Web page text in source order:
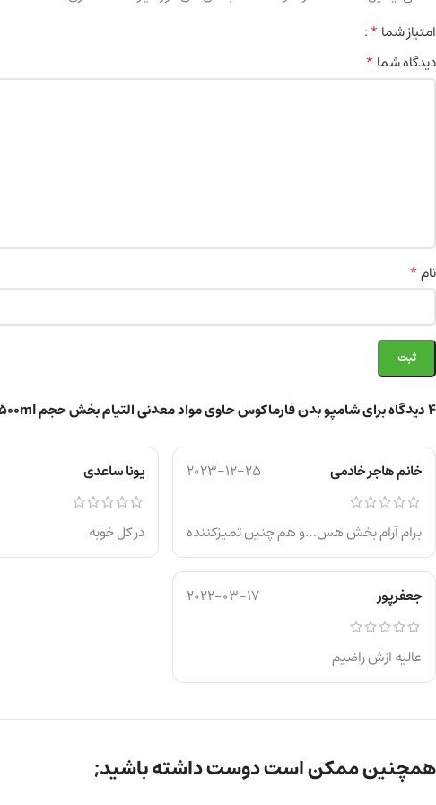
4 دیدگاه برای شامپو بدن فارماکوس حاوی مواد معدنی التیام بخش حجم 500ml
خانم هاجر خادمی 2023-12-25
برام آرام بخش هس…و هم چنین تمیزکننده
یونا ساعدی
در کل خوبه
جعفرپور 2022-03-17
عالیه ازش راضیم
امتیاز شما*
دیدگاه شما*
نام*
همچنین ممکن است دوست داشته باشید;